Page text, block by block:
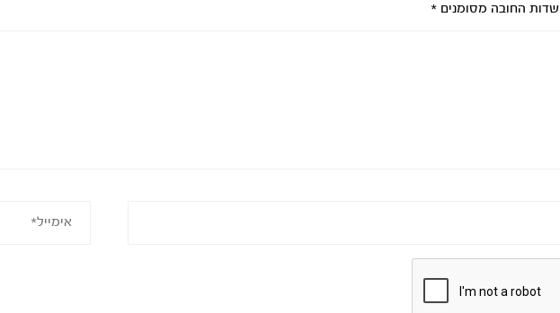
שדות החובה מסומנים*